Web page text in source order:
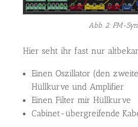
Abb. 2: FM-
Hier seht ihr fast nur
Einen Oszillator (den
Hüllkurve und Amplifier
Einen Filter mir Hüllkurve
Cabinet-übergreifende